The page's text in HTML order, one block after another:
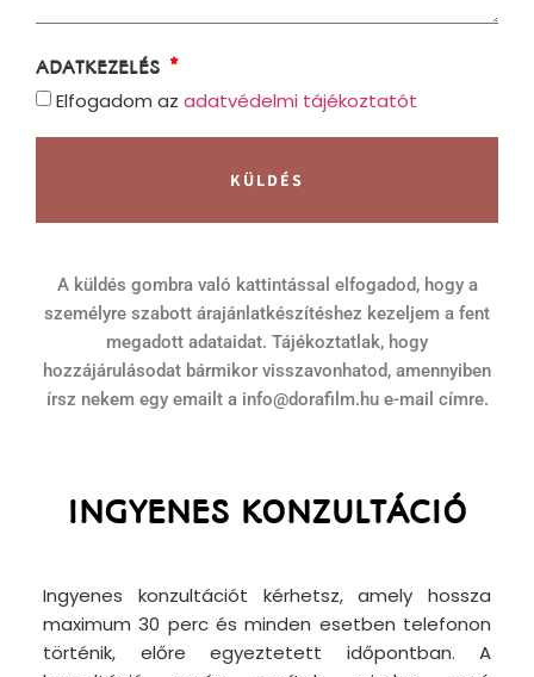
ADATKEZELÉS
Elfogadom az adatvédelmi tájékoztatót
KÜLDÉS
A küldés gombra való kattintással elfogadod, hogy a
személyre szabott árajánlatkészítéshez kezeljem a fent
megadott adataidat. Tájékoztatlak, hogy
hozzájárulásodat bármikor visszavonhatod, amennyiben
írsz nekem egy emailt a info@dorafilm.hu e-mail címre.
INGYENES KONZULTÁCIÓ
Ingyenes konzultációt kérhetsz, amely hossza
maximum 30 perc és minden esetben telefonon
történik, előre egyeztetett időpontban. A